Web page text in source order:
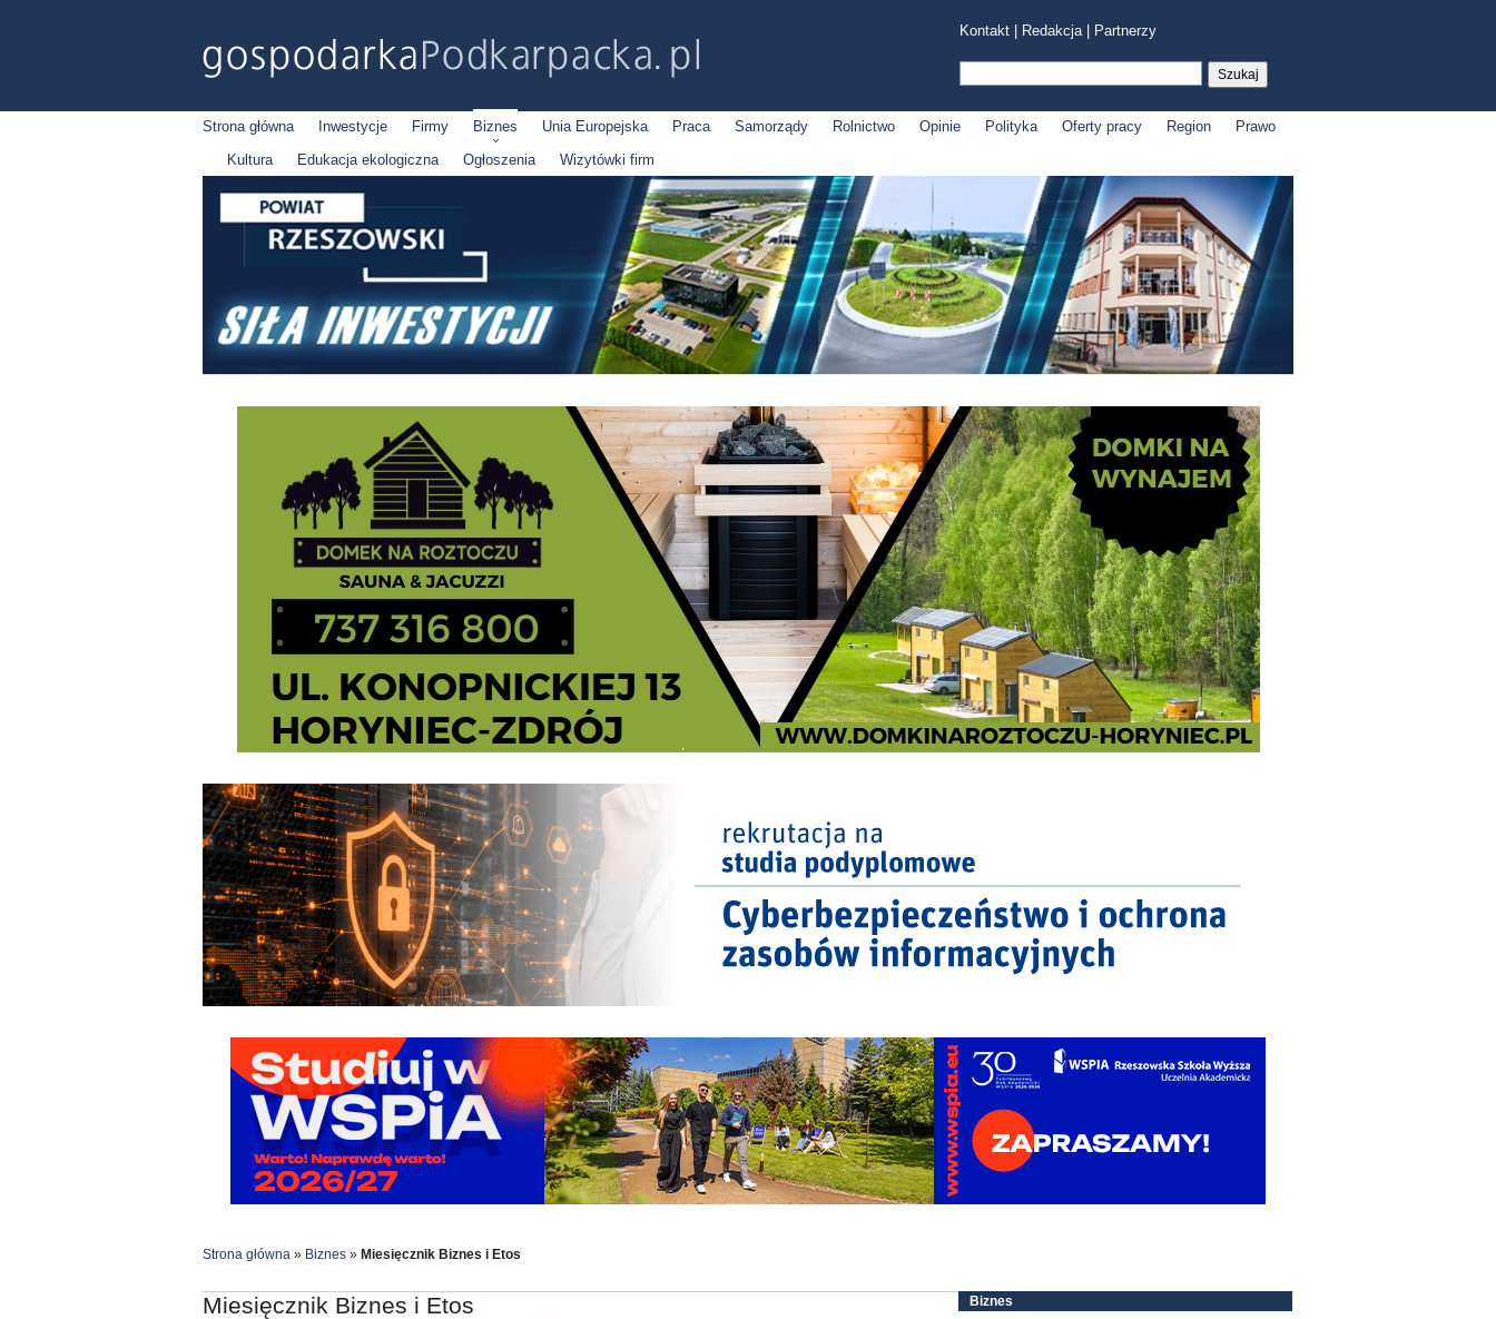
Kontakt Redakcja| Partnerzy
Strona główna Inwestycje Firmy Biznes Unia Europejska Praca Samorządy Rolnictwo Opinie Polityka Oferty pracy Region
Prawo
Kultura
Edukacja ekologiczna Ogłoszenia Wizytówki firm
Strona główna » Biznes » Miesięcznik Biznes i Etos
Miesięcznik Biznes i Etos Biznes